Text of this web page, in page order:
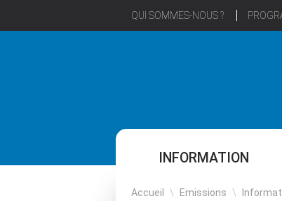
QUI SOMMES-NOUS ?
INFORMATION
Accueil \ Emissions \